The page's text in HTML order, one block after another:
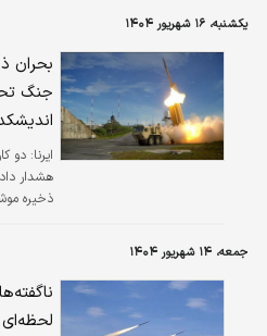
یکشنبه، ۱۶ شهریور ۱۴۰۴
بحران
جنگ
ایرنا: دو
ذخیره
جمعه، ۱۴ شهریور ۱۴۰۴